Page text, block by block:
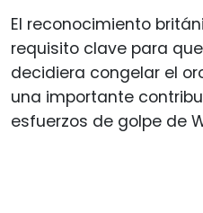
El reconocimiento
requisito clave para
decidiera congelar el
una importante
esfuerzos de golpe de